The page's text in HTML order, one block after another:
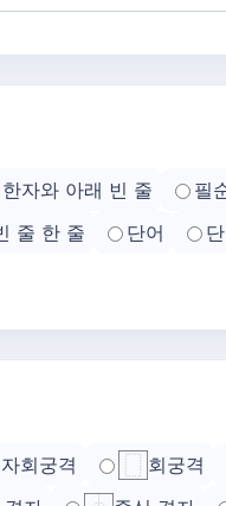
한자와 아래 빈 줄 필
줄 한 줄 단어
회궁격 회궁격